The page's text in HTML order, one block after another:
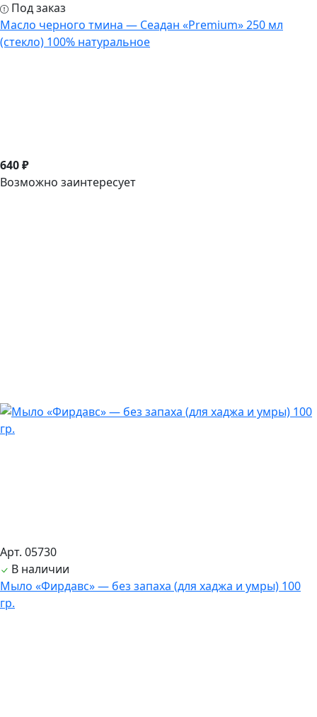
Под заказ
Масло черного тмина — Сеадан «Premium» 250 мл
(стекло) 100% натуральное
640 ₽
Возможно заинтересует
Арт. 05730
В наличии
Мыло «Фирдавс» — без запаха (для хаджа и умры) 100
гр.